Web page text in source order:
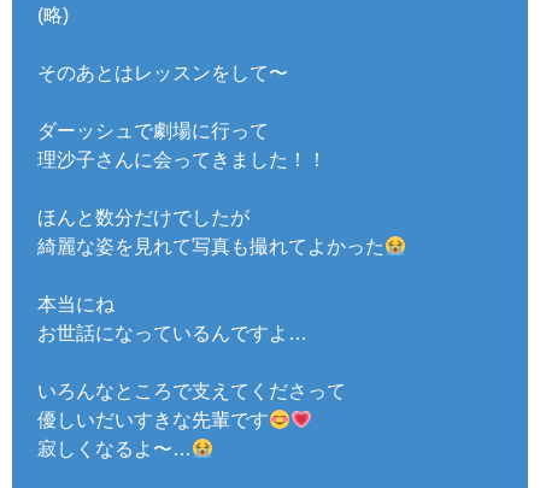
(略)
そのあとはレッスンをして〜
ダーッシュで劇場に行って
理沙子さんに会ってきました！！
ほんと数分だけでしたが
綺麗な姿を見れて写真も撮れてよかった
本当にね
お世話になっているんですよ…
いろんなところで支えてくださって
優しいだいすきな先輩です
寂しくなるよ〜…